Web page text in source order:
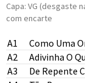
Capa: VG (desgaste
com encarte
A1
Como Uma
A2
Adivinha O
A3 De Repente